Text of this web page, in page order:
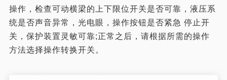
操作，检查可动横梁的上下限位开关是否可靠，液压系
统是否声音异常，光电眼，操作按钮是否紧急 停止开
关，保护装置灵敏可靠;正常之后，请根据所需的操作
方法选择操作转换开关。